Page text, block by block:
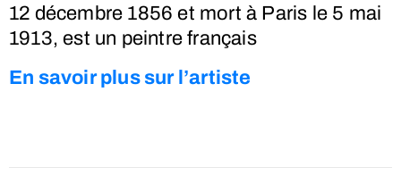
12 décembre 1856 et mort à Paris le 5 mai
1913, est un peintre français
En savoir plus sur l’artiste